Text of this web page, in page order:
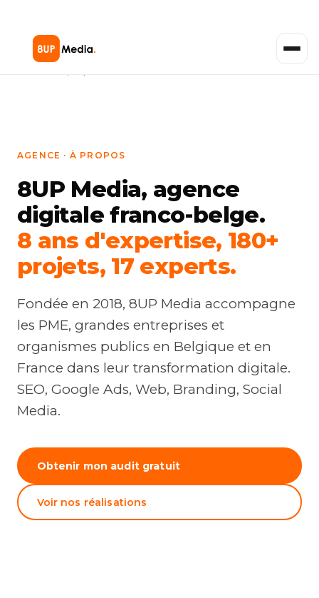
AGENCE · À PROPOS
8UP Media, agence
digitale franco-belge.
8 ans d'expertise, 180+
projets, 17 experts.
Fondée en 2018, 8UP Media accompagne
les PME, grandes entreprises et
organismes publics en Belgique et en
France dans leur transformation digitale.
SEO, Google Ads, Web, Branding, Social
Media.
Obtenir mon audit gratuit
Voir nos réalisations